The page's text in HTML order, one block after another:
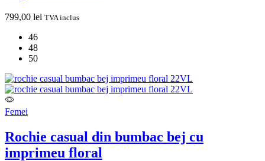
799,00 lei TVA inclus
46
48
50
Femei
Rochie casual din bumbac bej cu
imprimeu floral